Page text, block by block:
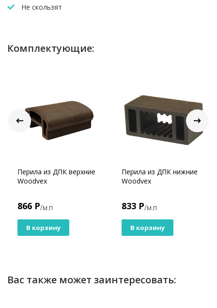
Не скользят
Комплектующие:
Перила из ДПК верхние
Woodvex
866 Р/м.п
В корзину
Перила из ДПК нижние
Woodvex
833 Р/м.п
В корзину
Вас также может заинтересовать: